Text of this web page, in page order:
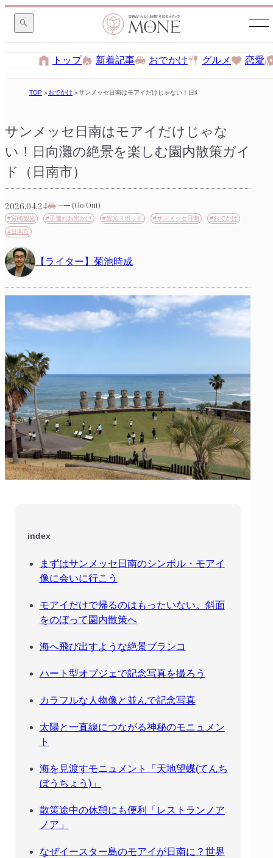
トップ 新着記事 おでかけ グルメ 恋愛
TOP おでかけ サンメッセ日南はモアイだけじゃない！日向灘の絶景を楽しむ園内散
サンメッセ日南はモアイだけじゃな
い！日向灘の絶景を楽しむ園内散策ガイ
ド（日南市）
2026.04.24 (Go Out)
#宮崎観光 #子連れお出かけ #観光スポット #サンメッセ日南
#おでかけ
#日南市
【ライター】菊池時成
index
まずはサンメッセ日南のシンボル・モアイ
像に会いに行こう
モアイだけで帰るのはもったいない。斜面
をのぼって園内散策へ
海へ飛び出すような絶景ブランコ
ハート型オブジェで記念写真を撮ろう
カラフルな人物像と並んで記念写真
太陽と一直線につながる神秘のモニュメン
ト
海を見渡すモニュメント「天地望蝶(てんち
ぼうちょう)」
散策途中の休憩にも便利「レストランノア
ノア」
なぜイースター島のモアイが日南に？世界